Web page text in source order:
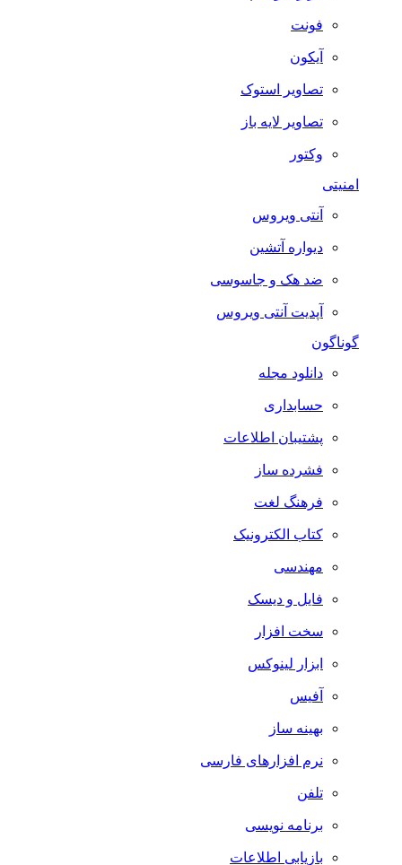
فونت
آیکون
تصاویر استوک
تصاویر لایه باز
وکتور
آنتی ویروس
دیواره آتشین
ضد هک و جاسوسی
آپدیت آنتی ویروس
گوناگون
دانلود مجله
حسابداری
پشتیبان اطلاعات
فشرده ساز
فرهنگ لغت
کتاب الکترونیک
مهندسی
فایل و دیسک
سخت افزار
ابزار لینوکس
آفیس
بهینه ساز
نرم افزارهای فارسی
تلفن
برنامه نویسی
بازیابی اطلاعات